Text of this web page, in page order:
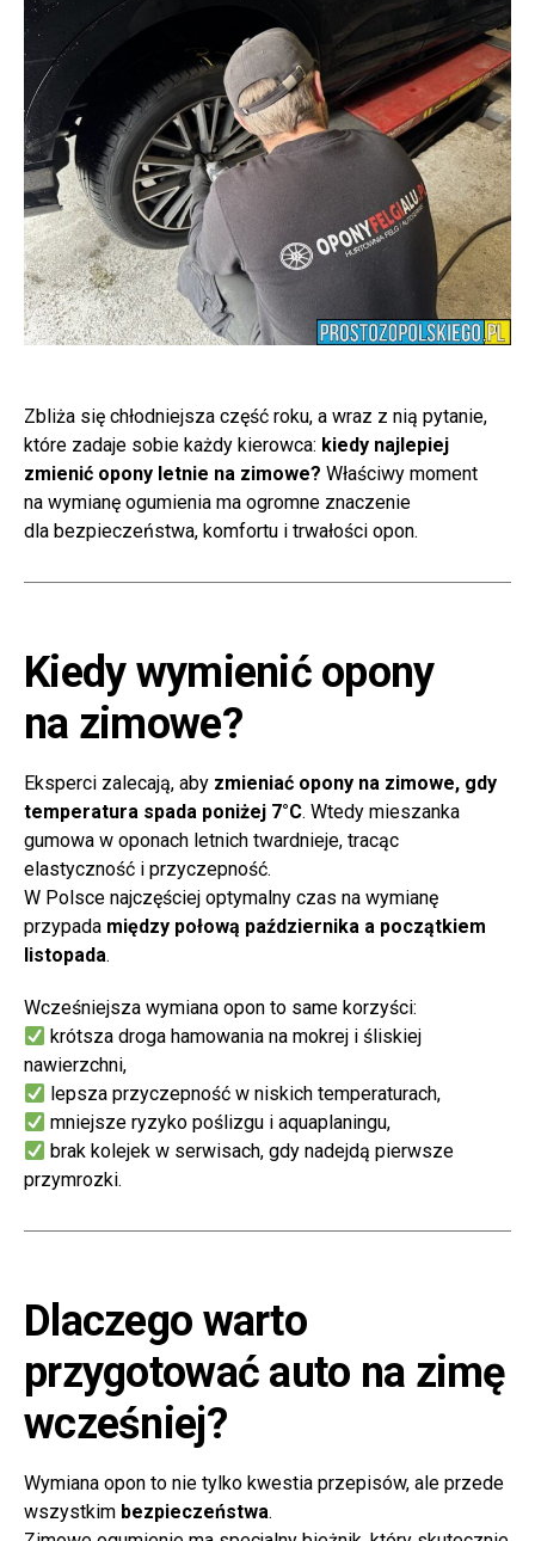
Zbliża się chłodniejsza część roku, a wraz z nią pytanie,
które zadaje sobie każdy kierowca: kiedy najlepiej
zmienić opony letnie na zimowe? Właściwy moment
na wymianę ogumienia ma ogromne znaczenie
dla bezpieczeństwa, komfortu i trwałości opon.
Kiedy wymienić opony
na zimowe?
Eksperci zalecają, aby zmieniać opony na zimowe, gdy
temperatura spada poniżej 7°C. Wtedy mieszanka
gumowa w oponach letnich twardnieje, tracąc
elastyczność i przyczepność.
W Polsce najczęściej optymalny czas na wymianę
przypada między połową października a początkiem
listopada.
Wcześniejsza wymiana opon to same korzyści:
krótsza droga hamowania na mokrej i śliskiej
nawierzchni,
lepsza przyczepność w niskich temperaturach,
mniejsze ryzyko poślizgu i aquaplaningu,
brak kolejek w serwisach, gdy nadejdą pierwsze
przymrozki.
Dlaczego warto
przygotować auto na zimę
wcześniej?
Wymiana opon to nie tylko kwestia przepisów, ale przede
wszystkim bezpieczeństwa.